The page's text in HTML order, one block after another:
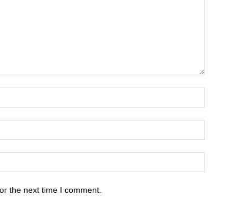
the next time I comment.